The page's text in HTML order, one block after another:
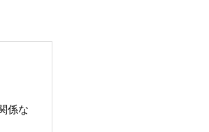
係な